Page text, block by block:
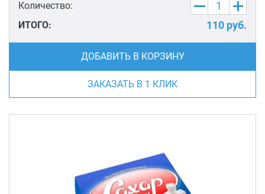
Количество:
ИТОГО:
110 руб.
ДОБАВИТЬ В КОРЗИНУ
ЗАКАЗАТЬ В 1 КЛИК